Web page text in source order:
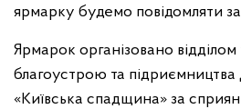
ярмарку будемо повідомляти
Ярмарок організовано відділом
благоустрою та
«Київська спадщина» за